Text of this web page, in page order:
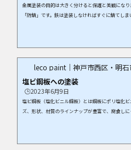
金属塗装の目的は大きく分けると保護と美観にな
「防錆」です。鉄は塗装しなければすぐに錆てし
leco paint｜神戸市西区・明石
塩ビ鋼板への塗装
🕒️2023年6月9日
塩ビ鋼板（塩化ビニル鋼板）とは鋼板にポリ塩化
ズ、形状、材質のラインナップが豊富で、腐食し